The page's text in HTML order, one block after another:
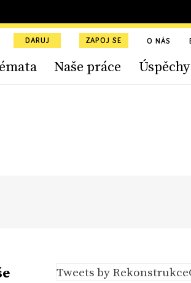
DARUJ ZAPOJ SE O NÁS
Naše práce Úspěchy
Tweets by